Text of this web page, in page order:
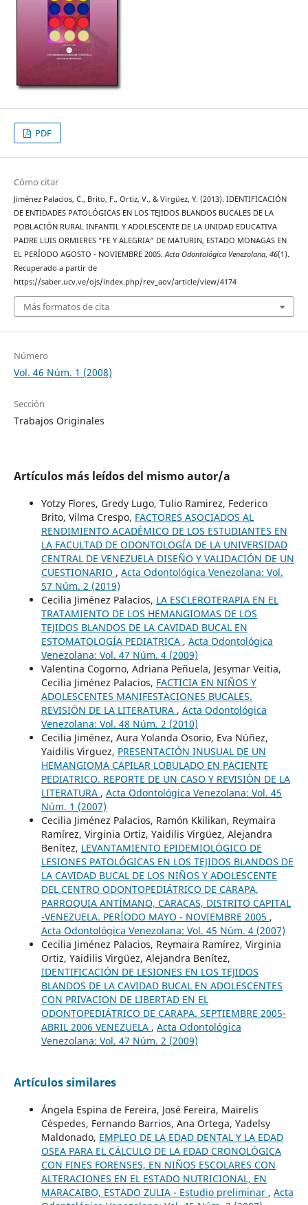
PDF
Cómo citar
Jiménez Palacios, C., Brito, F., Ortiz, V., & Virgüez, Y. (2013). IDENTIFICACIÓN
DE ENTIDADES PATOLÓGICAS EN LOS TEJIDOS BLANDOS BUCALES DE LA
POBLACIÓN RURAL INFANTIL Y ADOLESCENTE DE LA UNIDAD EDUCATIVA
PADRE LUIS ORMIERES "FE Y ALEGRIA" DE MATURIN, ESTADO MONAGAS EN
EL PERÍODO AGOSTO - NOVIEMBRE 2005.Acta Odontológica Venezolana, 46(1).
Recuperado a partir de
https://saber.ucv.ve/ojs/index.php/rev_aov/article/view/4174
Más formatos de cita
Número
Vol. 46 Núm. 1 (2008)
Sección
Trabajos Originales
Artículos más leídos del mismo autor/a
Yotzy Flores, Gredy Lugo, Tulio Ramirez, Federico
Brito, Vilma Crespo, FACTORES ASOCIADOS AL
RENDIMIENTO ACADÉMICO DE LOS ESTUDIANTES EN
LA FACULTAD DE ODONTOLOGÍA DE LA UNIVERSIDAD
CENTRAL DE VENEZUELA DISEÑO Y VALIDACIÓN DE UN
CUESTIONARIO , Acta Odontológica Venezolana: Vol.
57 Núm. 2 (2019)
Cecilia Jiménez Palacios, LA ESCLEROTERAPIA EN EL
TRATAMIENTO DE LOS HEMANGIOMAS DE LOS
TEJIDOS BLANDOS DE LA CAVIDAD BUCAL EN
ESTOMATOLOGÍA PEDIATRICA , Acta Odontológica
Venezolana: Vol. 47 Núm. 4 (2009)
Valentina Cogorno, Adriana Peñuela, Jesymar Veitia,
Cecilia Jiménez Palacios, FACTICIA EN NIÑOS Y
ADOLESCENTES MANIFESTACIONES BUCALES.
REVISIÓN DE LA LITERATURA , Acta Odontológica
Venezolana: Vol. 48 Núm. 2 (2010)
Cecilia Jiménez, Aura Yolanda Osorio, Eva Núñez,
Yaidilis Virguez, PRESENTACIÓN INUSUAL DE UN
HEMANGIOMA CAPILAR LOBULADO EN PACIENTE
PEDIATRICO. REPORTE DE UN CASO Y REVISIÒN DE LA
LITERATURA , Acta Odontológica Venezolana: Vol. 45
Núm. 1 (2007)
Cecilia Jiménez Palacios, Ramón Kkilikan, Reymaira
Ramírez, Virginia Ortiz, Yaidilis Virgüez, Alejandra
Benítez, LEVANTAMIENTO EPIDEMIOLÓGICO DE
LESIONES PATOLÓGICAS EN LOS TEJIDOS BLANDOS DE
LA CAVIDAD BUCAL DE LOS NIÑOS Y ADOLESCENTE
DEL CENTRO ODONTOPEDIÁTRICO DE CARAPA,
PARROQUIA ANTÍMANO, CARACAS, DISTRITO CAPITAL
-VENEZUELA. PERÍODO MAYO - NOVIEMBRE 2005 ,
Acta Odontológica Venezolana: Vol. 45 Núm. 4 (2007)
Cecilia Jiménez Palacios, Reymaira Ramírez, Virginia
Ortiz, Yaidilis Virgüez, Alejandra Benítez,
IDENTIFICACIÓN DE LESIONES EN LOS TEJIDOS
BLANDOS DE LA CAVIDAD BUCAL EN ADOLESCENTES
CON PRIVACION DE LIBERTAD EN EL
ODONTOPEDIÁTRICO DE CARAPA. SEPTIEMBRE 2005-
ABRIL 2006 VENEZUELA , Acta Odontológica
Venezolana: Vol. 47 Núm. 2 (2009)
Artículos similares
Ángela Espina de Fereira, José Fereira, Mairelis
Céspedes, Fernando Barrios, Ana Ortega, Yadelsy
Maldonado, EMPLEO DE LA EDAD DENTAL Y LA EDAD
OSEA PARA EL CÁLCULO DE LA EDAD CRONOLÓGICA
CON FINES FORENSES, EN NIÑOS ESCOLARES CON
ALTERACIONES EN EL ESTADO NUTRICIONAL, EN
MARACAIBO, ESTADO ZULIA - Estudio preliminar , Acta